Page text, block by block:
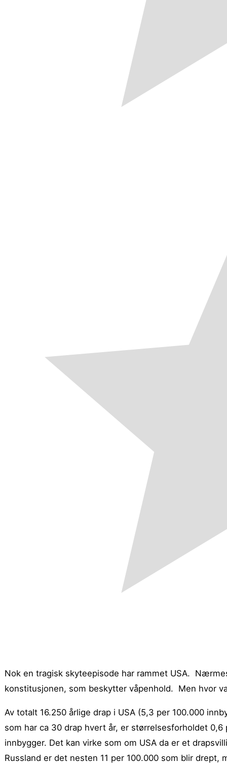
Nok en tragisk skyteepisode har rammet USA.
konstitusjonen, som beskytter våpenhold. Men hvor
Av totalt 16.250 årlige drap i USA (5,3 per 100.000
som har ca 30 drap hvert år, er størrelsesforholdet
innbygger. Det kan virke som om USA da er et
Russland er det nesten 11 per 100.000 som blir drept,